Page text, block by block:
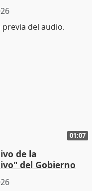
01:07
de la
del Gobierno